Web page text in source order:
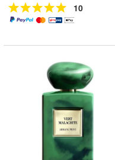
10